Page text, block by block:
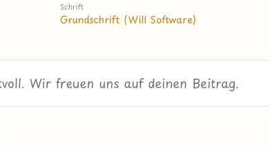
Schrift
Grundschrift (Will Software)